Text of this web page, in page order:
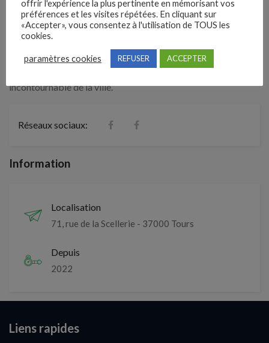
L’atelier de Christelle est un lieu chic et chaleureux , où vous
pouvez vous détendre et vous faire chouchouter tout en
bénéficiant d’un service de qualité . Si vous êtes à la recherche
d’un salon de coiffure spécialisé en coloration végétale à
Tours, n’hésitez pas à découvrir ce nouveau lieu
incontournable de la ville.
Réseaux sociaux:
Information
Localisation
71, rue de la Scellerie - 37000 Tours
Depuis
2022
Liens rapides
offrir l'expérience la plus pertinente en mémorisant vos
préférences et les visites répétées. En cliquant sur
«Accepter», vous consentez à l'utilisation de TOUS les
cookies.
paramètres cookies REFUSER ACCEPTER